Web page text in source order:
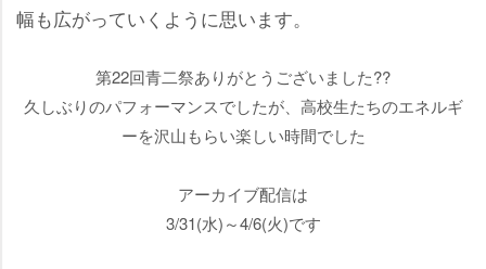
幅も広がっていくように思います。
第22回青二祭ありがとうございました??
久しぶりのパフォーマンスでしたが、高校生たちのエネルギ
ーを沢山もらい楽しい時間でした
アーカイブ配信は
3/31(水)～4/6(火)です